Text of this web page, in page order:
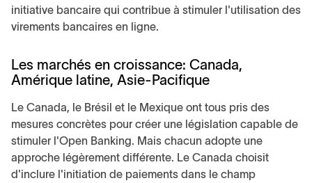
initiative bancaire qui contribue à stimuler l'utilisation des
virements bancaires en ligne.
Les marchés en croissance: Canada,
Amérique latine, Asie-Pacifique
Le Canada, le Brésil et le Mexique ont tous pris des
mesures concrètes pour créer une législation capable de
stimuler l'Open Banking. Mais chacun adopte une
approche légèrement différente. Le Canada choisit
d'inclure l'initiation de paiements dans le champ